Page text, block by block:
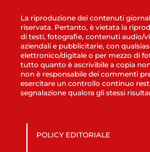
La riproduzione dei contenuti
riservata. Pertanto, è vietata la
di testi, fotografie, contenuti audio/
aziendali e pubblicitarie, con
elettronico/digitale o per mezzo di
tutto quanto è ascrivibile a copia
non è responsabile dei commenti
esercitare un controllo continuo
segnalazione qualora gli stessi
POLICY EDITORIALE